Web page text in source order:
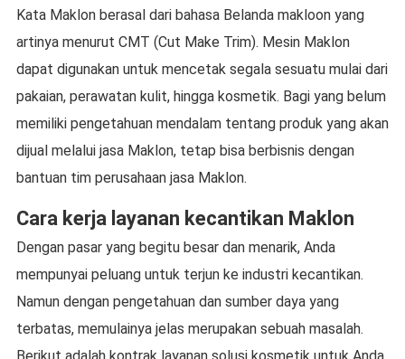
Kata Maklon berasal dari bahasa Belanda makloon yang
artinya menurut CMT (Cut Make Trim). Mesin Maklon
dapat digunakan untuk mencetak segala sesuatu mulai dari
pakaian, perawatan kulit, hingga kosmetik. Bagi yang belum
memiliki pengetahuan mendalam tentang produk yang akan
dijual melalui jasa Maklon, tetap bisa berbisnis dengan
bantuan tim perusahaan jasa Maklon.
Cara kerja layanan kecantikan Maklon
Dengan pasar yang begitu besar dan menarik, Anda
mempunyai peluang untuk terjun ke industri kecantikan.
Namun dengan pengetahuan dan sumber daya yang
terbatas, memulainya jelas merupakan sebuah masalah.